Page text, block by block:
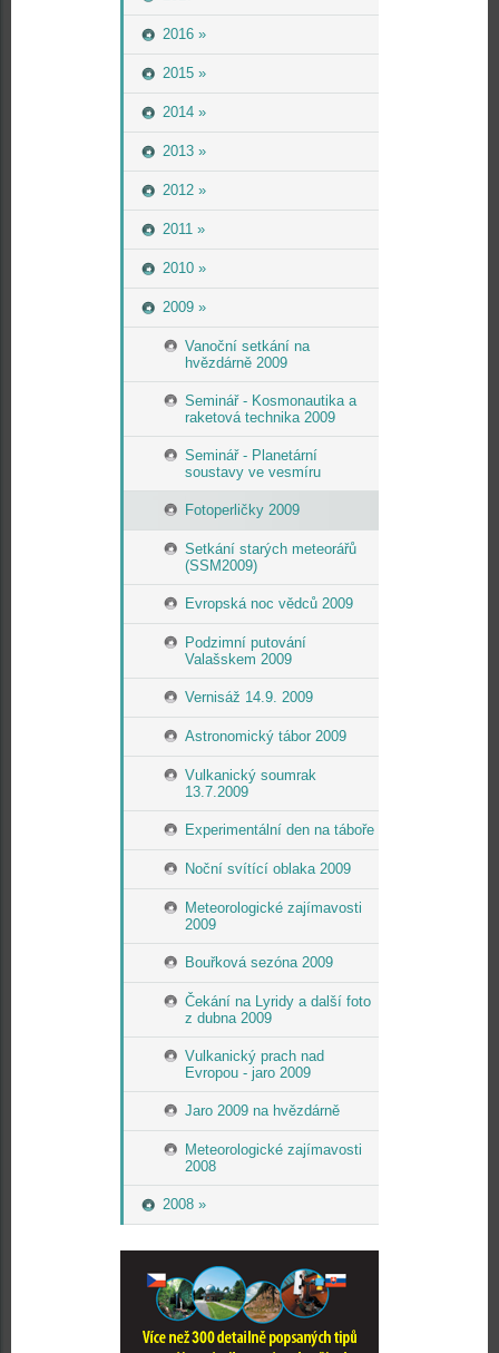
2016 »
2015 »
2014 »
2013 »
2012 »
2011 »
2010 »
2009 »
Vanoční setkání na
hvězdárně 2009
Seminář - Kosmonautika a
raketová technika 2009
Seminář - Planetární
soustavy ve vesmíru
Fotoperličky 2009
Setkání starých meteorářů
(SSM2009)
Evropská noc vědců 2009
Podzimní putování
Valašskem 2009
Vernisáž 14.9. 2009
Astronomický tábor 2009
Vulkanický soumrak
13.7.2009
Experimentální den na táboře
Noční svítící oblaka 2009
Meteorologické zajímavosti
2009
Bouřková sezóna 2009
Čekání na Lyridy a další foto
z dubna 2009
Vulkanický prach nad
Evropou - jaro 2009
Jaro 2009 na hvězdárně
Meteorologické zajímavosti
2008
2008 »